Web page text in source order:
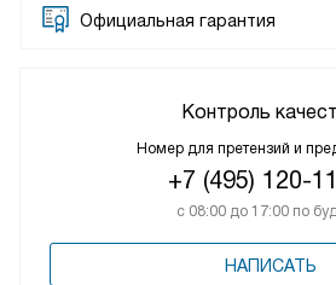
Официальная гарантия
Контроль
Номер для претензий и
+7 (495) 120-
с 08:00 до 17:00 по
НАПИСАТЬ